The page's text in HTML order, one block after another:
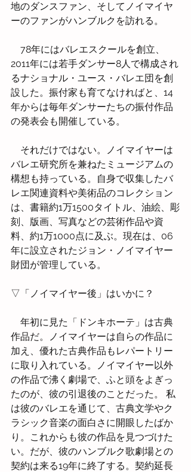
地のダンスファン、そしてノイマイヤ
ーのファンがハンブルクを訪れる。
78年にはバレエスクールを創立、
2011年には若手ダンサー8人で構成され
るナショナル・ユース・バレエ団を創
設した。振付家も育てなければと、14
年からは毎年ダンサーたちの振付作品
の発表会も開催している。
それだけではない。ノイマイヤーは
バレエ研究所を兼ねたミュージアムの
構想も持っている。自身で収集したバ
レエ関連資料や美術品のコレクション
は、書籍約1万1500タイトル、油絵、彫
刻、版画、写真などの芸術作品や資
料、約1万1000点に及ぶ。現在は、06
年に設立されたジョン・ノイマイヤー
財団が管理している。
▽「ノイマイヤー後」はいかに？
年初に見た「ドンキホーテ」は古典
作品だ。ノイマイヤーは自らの作品に
加え、優れた古典作品もレパートリー
に取り入れている。ノイマイヤー以外
の作品で沸く劇場で、ふと頭をよぎっ
たのが、彼の引退後のことだった。 私
は彼のバレエを通じて、古典文学やク
ラシック音楽の面白さに開眼したばか
り。これからも彼の作品を見つづけた
い。だが、彼のハンブルク歌劇場との
契約は来る19年に終了する。契約延長